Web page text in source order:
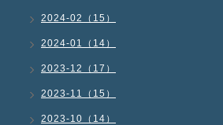
2024-02（15）
2024-01（14）
2023-12（17）
2023-11（15）
2023-10（14）